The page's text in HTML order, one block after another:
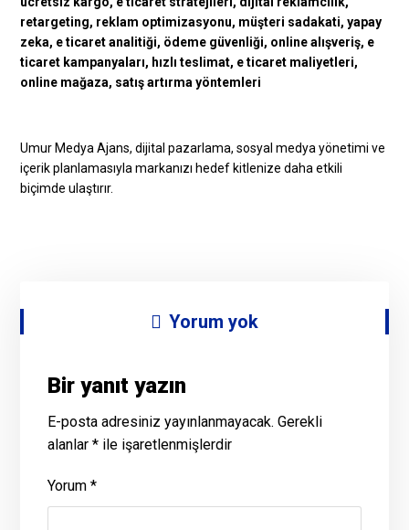
Umur Medya Ajans, dijital pazarlama, sosyal medya yönetimi ve
içerik planlamasıyla markanızı hedef kitlenize daha etkili
biçimde ulaştırır.
Yorum yok
Bir yanıt yazın
E-posta adresiniz yayınlanmayacak. Gerekli
alanlar* ile işaretlenmişlerdir
Yorum*